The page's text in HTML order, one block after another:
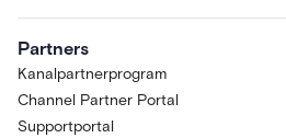
Partners
Kanalpartnerprogram
Channel Partner Portal
Supportportal